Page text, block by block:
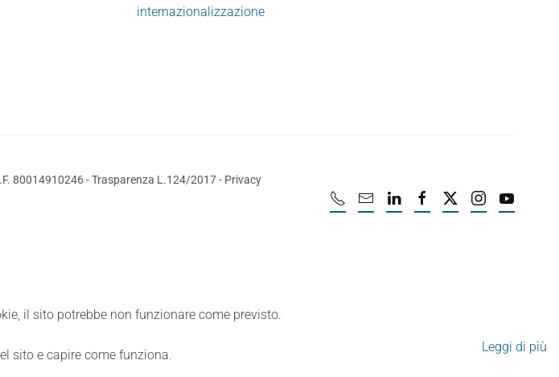
internazionalizzazione
80014910246 -Trasparenza L.124/2017- Privacy
il sito potrebbe non funzionare come previsto.
Leggi di più
sito e capire come funziona.